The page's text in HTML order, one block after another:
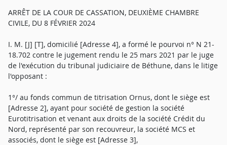
ARRÊT DE LA COUR DE CASSATION, DEUXIÈME CHAMBRE
CIVILE, DU 8 FÉVRIER 2024
I. M. [J] [T], domicilié [Adresse 4], a formé le pourvoi n° N 21-
18.702 contre le jugement rendu le 25 mars 2021 par le juge
de l'exécution du tribunal judiciaire de Béthune, dans le litige
l'opposant :
1°/ au fonds commun de titrisation Ornus, dont le siège est
[Adresse 2], ayant pour société de gestion la société
Eurotitrisation et venant aux droits de la société Crédit du
Nord, représenté par son recouvreur, la société MCS et
associés, dont le siège est [Adresse 3],